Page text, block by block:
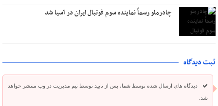
چادرملو رسماً نماینده سوم فوتبال ایران در آسیا شد
ثبت دیدگاه
دیدگاه های ارسال شده توسط شما، پس از تایید توسط تیم مدیریت در وب منتشر خواهد
شد.